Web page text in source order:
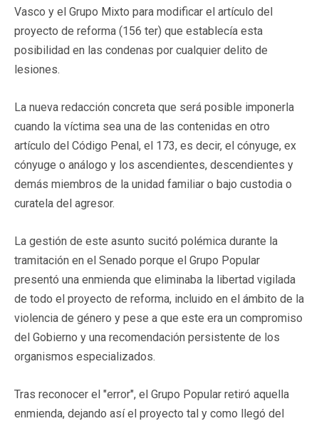
Vasco y el Grupo Mixto para modificar el artículo del
proyecto de reforma (156 ter) que establecía esta
posibilidad en las condenas por cualquier delito de
lesiones.
La nueva redacción concreta que será posible imponerla
cuando la víctima sea una de las contenidas en otro
artículo del Código Penal, el 173, es decir, el cónyuge, ex
cónyuge o análogo y los ascendientes, descendientes y
demás miembros de la unidad familiar o bajo custodia o
curatela del agresor.
La gestión de este asunto sucitó polémica durante la
tramitación en el Senado porque el Grupo Popular
presentó una enmienda que eliminaba la libertad vigilada
de todo el proyecto de reforma, incluido en el ámbito de la
violencia de género y pese a que este era un compromiso
del Gobierno y una recomendación persistente de los
organismos especializados.
Tras reconocer el "error", el Grupo Popular retiró aquella
enmienda, dejando así el proyecto tal y como llegó del